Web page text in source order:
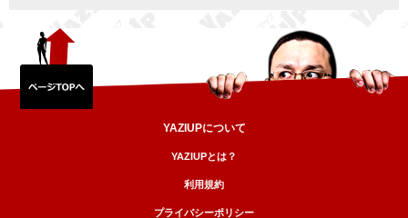
YAZIUPについて
YAZIUPとは？
利用規約
プライバシーポリシー